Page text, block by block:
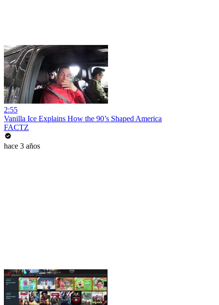
2:55
Vanilla Ice Explains How the 90’s Shaped America
FACTZ
hace 3 años